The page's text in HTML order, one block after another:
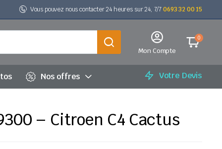
Vous pouvez nous contacter 24 heures sur 24, 7/70693 32 00 15
Mon Compte
0
Nos offres Votre Devis
– Citroen C4 Cactus